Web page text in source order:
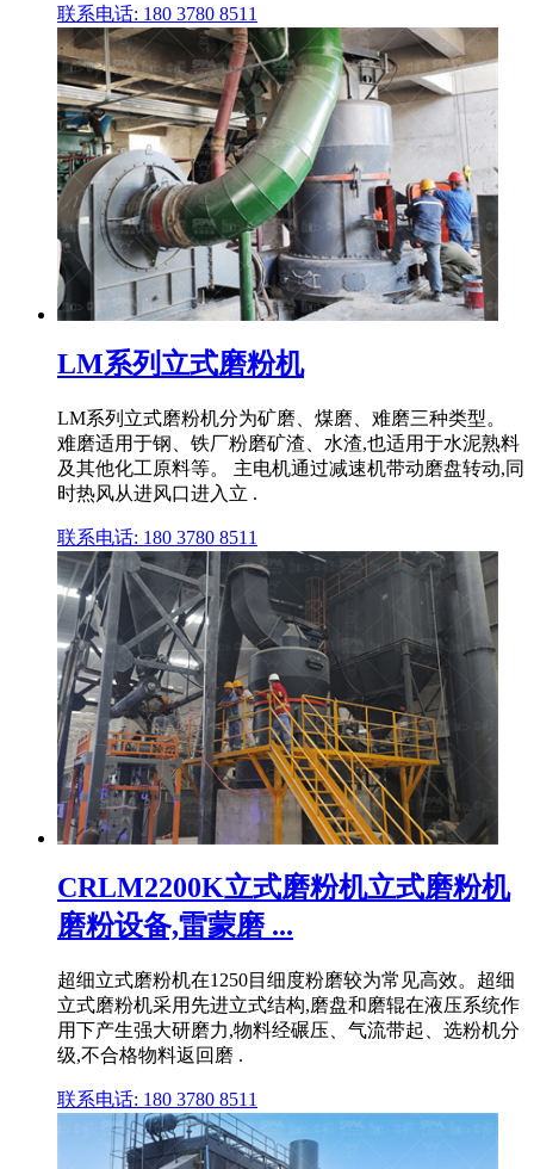
联系电话: 180 3780 8511
LM系列立式磨粉机
LM系列立式磨粉机分为矿磨、煤磨、难磨三种类型。
难磨适用于钢、铁厂粉磨矿渣、水渣,也适用于水泥熟料
及其他化工原料等。 主电机通过减速机带动磨盘转动,同
时热风从进风口进入立 .
联系电话: 180 3780 8511
CRLM2200K立式磨粉机立式磨粉机
磨粉设备,雷蒙磨 ...
超细立式磨粉机在1250目细度粉磨较为常见高效。超细
立式磨粉机采用先进立式结构,磨盘和磨辊在液压系统作
用下产生强大研磨力,物料经碾压、气流带起、选粉机分
级,不合格物料返回磨 .
联系电话: 180 3780 8511